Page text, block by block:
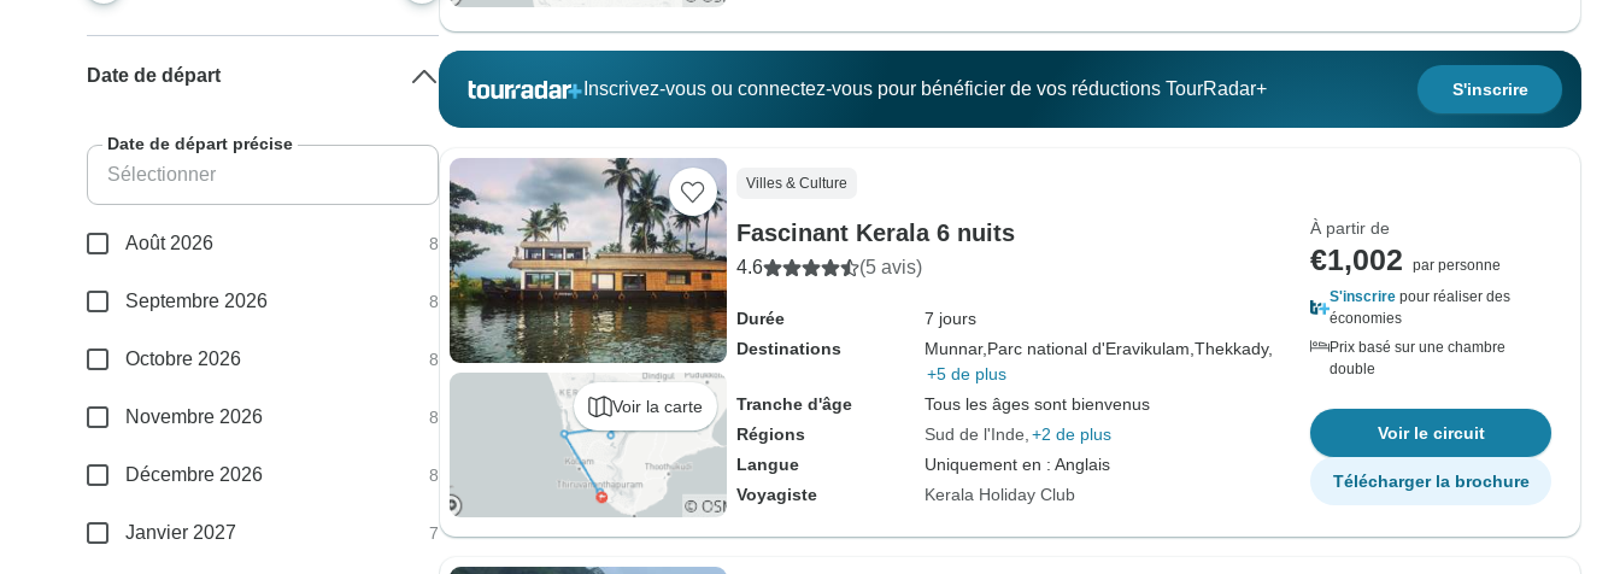
Inscrivez-vous ou connectez-vous pour bénéficier de vos réductions TourRadar+ S'inscrire
Voir la carte
Villes & Culture
Fascinant Kerala 6 nuits
4.6 (5 avis)
Durée
7 jours
Destinations
Munnar, Parc national d'Eravikulam, Thekkady,
+5 de plus
Tranche d'âge
Tous les âges sont bienvenus
Régions
Sud de l'Inde +2 de plus
Langue
Uniquement en : Anglais
Voyagiste
Kerala Holiday Club
À partir de
€1,002
par personne
S'inscrire pour réaliser des
économies
Prix basé sur une chambre
double
Voir le circuit
Télécharger la brochure
Date de départ
Date de départ précise
Août 2026 8
Septembre 2026 8
Octobre 2026 8
Novembre 2026 8
Décembre 2026 8
Janvier 2027 7